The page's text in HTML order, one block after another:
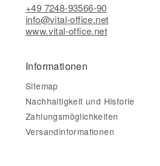
+49 7248-93566-90
info@vital-office.net
www.vital-office.net
Informationen
Sitemap
Nachhaltigkeit und Historie
Zahlungsmöglichkeiten
Versandinformationen